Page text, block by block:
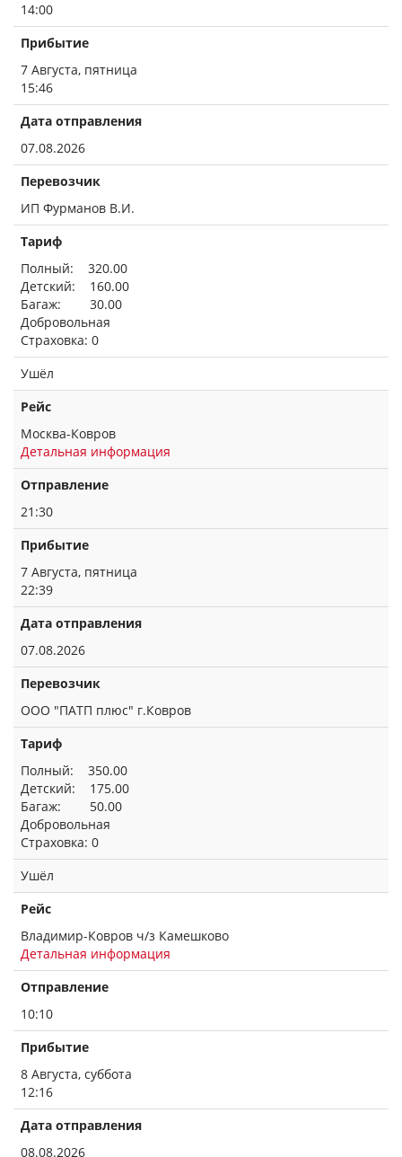
14:00
Прибытие
7 Августа, пятница
15:46
Дата отправления
07.08.2026
Перевозчик
ИП Фурманов В.И.
Тариф
Полный: 320.00
Детский: 160.00
Багаж: 30.00
Добровольная
Страховка: 0
Ушёл
Рейс
Москва-Ковров
Детальная информация
Отправление
21:30
Прибытие
7 Августа, пятница
22:39
Дата отправления
07.08.2026
Перевозчик
ООО "ПАТП плюс" г.Ковров
Тариф
Полный: 350.00
Детский: 175.00
Багаж: 50.00
Добровольная
Страховка: 0
Ушёл
Рейс
Владимир-Ковров ч/з Камешково
Детальная информация
Отправление
10:10
Прибытие
8 Августа, суббота
12:16
Дата отправления
08.08.2026